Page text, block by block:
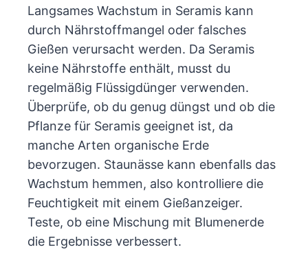
Langsames Wachstum in Seramis kann
durch Nährstoffmangel oder falsches
Gießen verursacht werden. Da Seramis
keine Nährstoffe enthält, musst du
regelmäßig Flüssigdünger verwenden.
Überprüfe, ob du genug düngst und ob die
Pflanze für Seramis geeignet ist, da
manche Arten organische Erde
bevorzugen. Staunässe kann ebenfalls das
Wachstum hemmen, also kontrolliere die
Feuchtigkeit mit einem Gießanzeiger.
Teste, ob eine Mischung mit Blumenerde
die Ergebnisse verbessert.